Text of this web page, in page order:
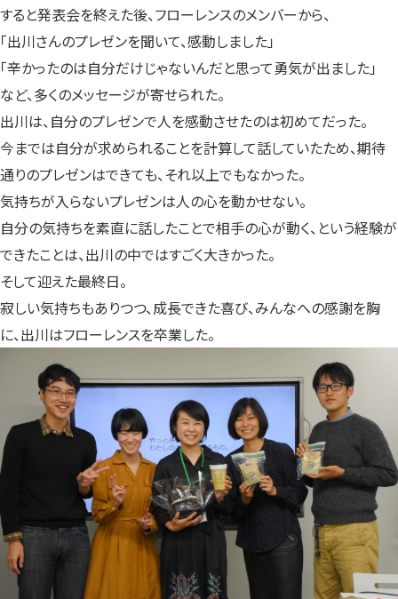
すると発表会を終えた後、フローレンスのメンバーから、
「出川さんのプレゼンを聞いて、感動しました」
「辛かったのは自分だけじゃないんだと思って勇気が出ました」
など、多くのメッセージが寄せられた。
出川は、自分のプレゼンで人を感動させたのは初めてだった。
今までは自分が求められることを計算して話していたため、期待
通りのプレゼンはできても、それ以上でもなかった。
気持ちが入らないプレゼンは人の心を動かせない。
自分の気持ちを素直に話したことで相手の心が動く、という経験が
できたことは、出川の中ではすごく大きかった。
そして迎えた最終日。
寂しい気持ちもありつつ、成長できた喜び、みんなへの感謝を胸
に、出川はフローレンスを卒業した。